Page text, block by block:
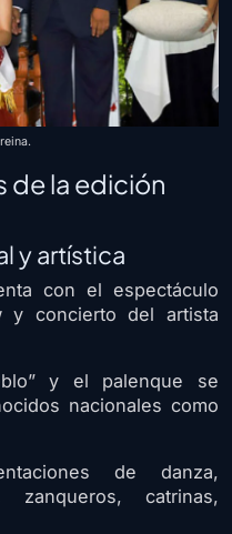
de la edición
y artística
con el espectáculo
y concierto del artista
y el palenque se
nacionales como
de danza,
zanqueros, catrinas,